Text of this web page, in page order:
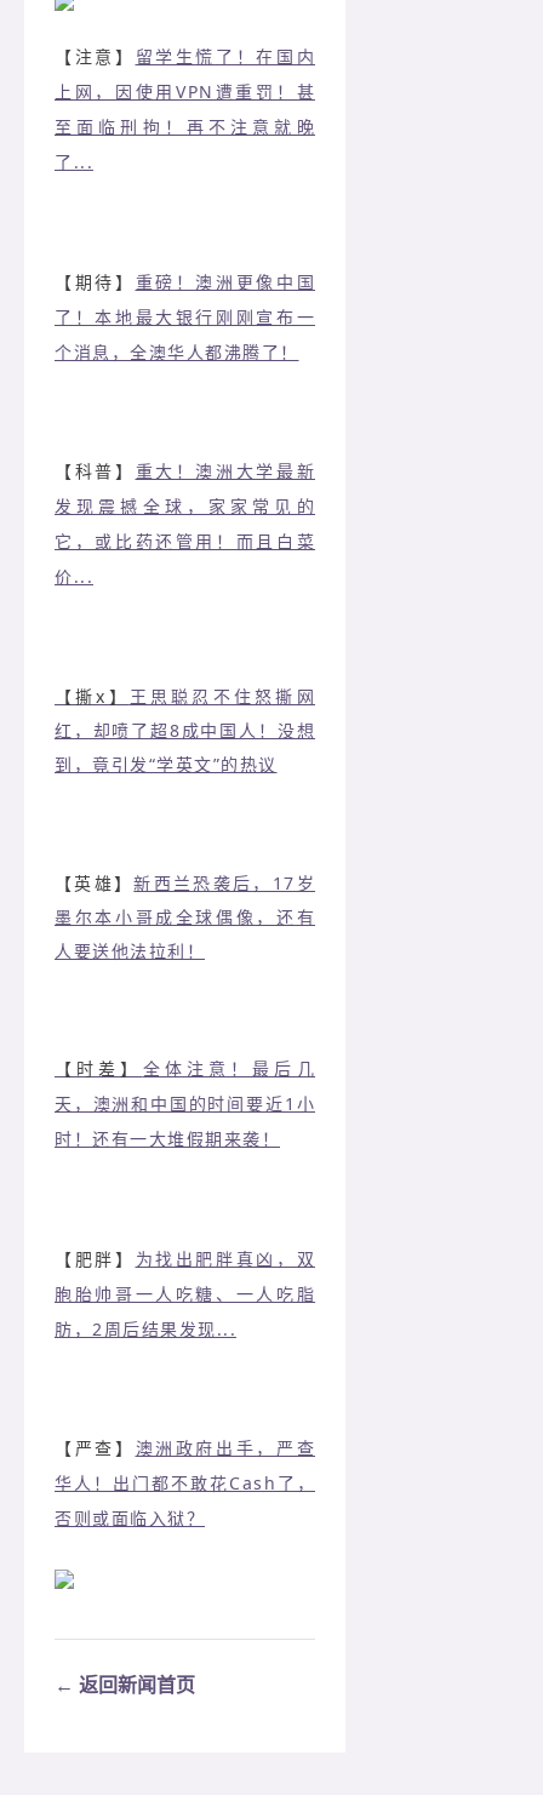
【注意】 留学生慌了！在国内
上网，因使用VPN遭重罚！甚
至面临刑拘！再不注意就晚
了...
【期待】 重磅！澳洲更像中国
了！本地最大银行刚刚宣布一
个消息，全澳华人都沸腾了！
【科普】 重大！澳洲大学最新
发现震撼全球，家家常见的
它，或比药还管用！而且白菜
价...
【撕x】 王思聪忍不住怒撕网
红，却喷了超8成中国人！没想
到，竟引发“学英文”的热议
【英雄】新西兰恐袭后，17岁
墨尔本小哥成全球偶像，还有
人要送他法拉利！
【时差】 全体注意！最后几
天，澳洲和中国的时间要近1小
时！还有一大堆假期来袭！
【肥胖】 为找出肥胖真凶，双
胞胎帅哥一人吃糖、一人吃脂
肪，2周后结果发现...
【严查】 澳洲政府出手，严查
华人！出门都不敢花Cash了，
否则或面临入狱？
← 返回新闻首页